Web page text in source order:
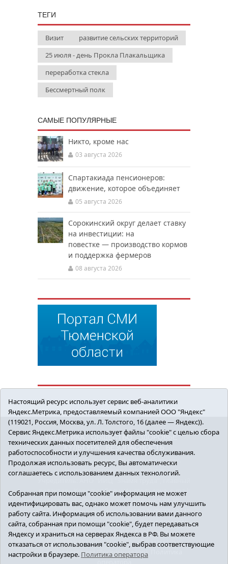
ТЕГИ
Визит
развитие сельских территорий
25 июля - день Прокла Плакальщика
переработка стекла
Бессмертный полк
САМЫЕ ПОПУЛЯРНЫЕ
Никто, кроме нас
03 августа 2026
Спартакиада пенсионеров:
движение, которое объединяет
05 августа 2026
Сорокинский округ делает ставку
на инвестиции: на
повестке — производство кормов
и поддержка фермеров
08 августа 2026
ПОЛИТИКА ОБЩЕСТВО
ЗДОРОВЬЕ
КУЛЬТУРА
БЕЗОПАСНОСТЬ
16+ © 2018 Сорокинский район в деталях.
Новости Сорокинского района
редактор - Королюк Елена Анатольевна, e-mail:
znamenka@inbox.ru, тел.: 8(34550)2-27-30
Регистрационный номер СМИ Эл №ФС77-69142
от 24 марта 2017 г., выданное Федеральной
службой по надзору в сфере связи,
информационных технологий и массовых
коммуникаций (Роскомнадзор).
Настоящий ресурс использует сервис веб-аналитики
Яндекс.Метрика, предоставляемый компанией ООО "Яндекс"
(119021, Россия, Москва, ул. Л. Толстого, 16 (далее — Яндекс)).
Сервис Яндекс.Метрика использует файлы "cookie" с целью сбора
технических данных посетителей для обеспечения
работоспособности и улучшения качества обслуживания.
Продолжая использовать ресурс, Вы автоматически
соглашаетесь с использованием данных технологий.
Собранная при помощи "cookie" информация не может
идентифицировать вас, однако может помочь нам улучшить
работу сайта. Информация об использовании вами данного
сайта, собранная при помощи "cookie", будет передаваться
Яндексу и храниться на серверах Яндекса в РФ. Вы можете
отказаться от использования "cookie", выбрав соответствующие
настройки в браузере. Политика оператора